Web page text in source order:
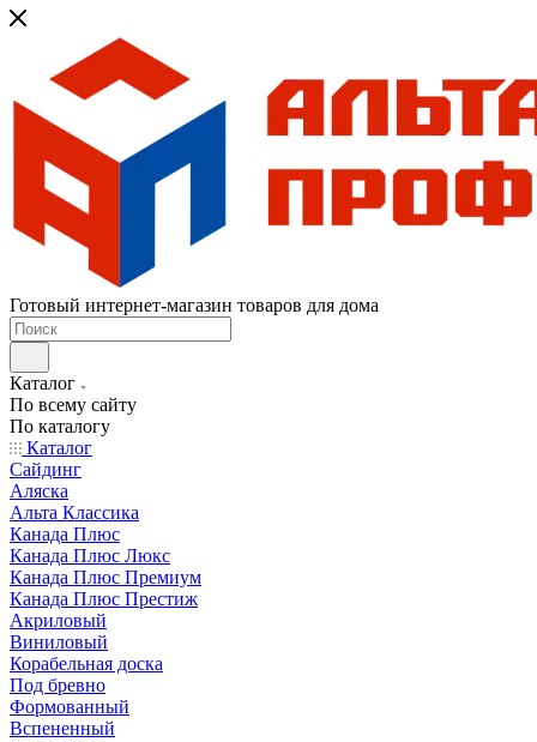
Готовый интернет-магазин товаров для дома
Каталог
По всему сайту
По каталогу
Каталог
Сайдинг
Аляска
Альта Классика
Канада Плюс
Канада Плюс Люкс
Канада Плюс Премиум
Канада Плюс Престиж
Акриловый
Виниловый
Корабельная доска
Под бревно
Формованный
Вспененный